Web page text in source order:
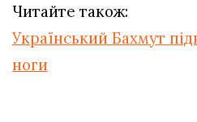
Читайте також:
Український Бахмут
ноги